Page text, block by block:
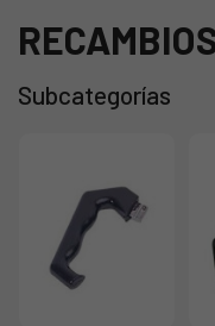
Subcategorías